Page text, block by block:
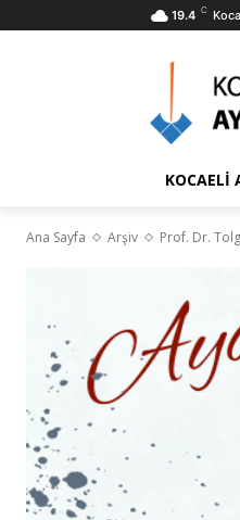
19.4 C
KOCAELİ
Ana Sayfa Arşiv Prof. Dr.